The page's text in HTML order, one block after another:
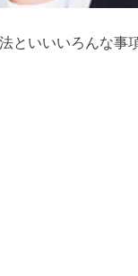
といいいろんな事